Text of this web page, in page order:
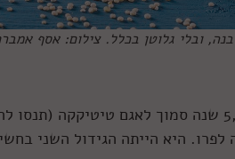
ובלי גלוטן בכלל. צילום: אסף
הקינואה תורבתה לפני 5,000 שנה סמוך לאגם
לפרו. היא הייתה הגידול השני